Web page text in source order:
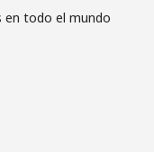
en todo el mundo